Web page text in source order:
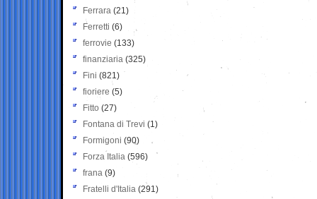
Ferrara (21)
Ferretti (6)
ferrovie (133)
finanziaria (325)
Fini (821)
fioriere (5)
Fitto (27)
Fontana di Trevi (1)
Formigoni (90)
Forza Italia (596)
frana (9)
Fratelli d'Italia (291)